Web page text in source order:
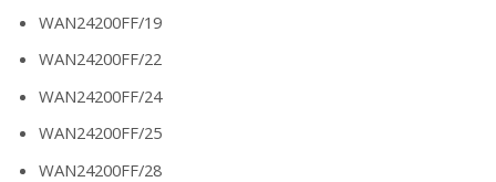
WAN24200FF/19
WAN24200FF/22
WAN24200FF/24
WAN24200FF/25
WAN24200FF/28